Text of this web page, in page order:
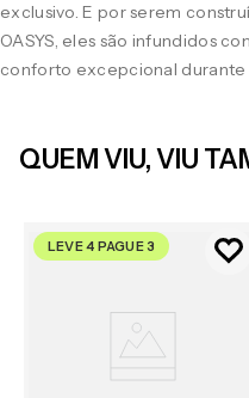
exclusivo. E por serem
OASYS, eles são infundidos
conforto excepcional durante
QUEM VIU, VIU
LEVE 4 PAGUE 3